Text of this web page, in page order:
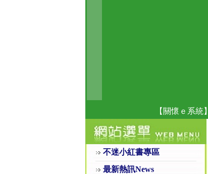
【關懷ｅ系統】
不迷小紅書專區
最新熱訊News